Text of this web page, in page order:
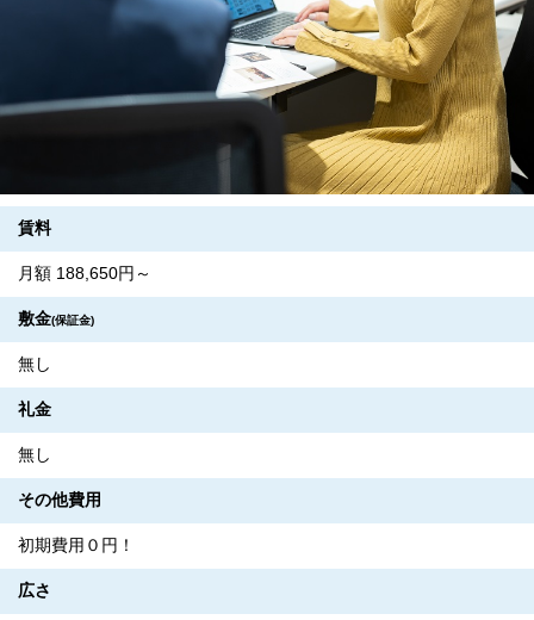
賃料
月額 188,650円～
敷金(保証金)
無し
礼金
無し
その他費用
初期費用０円！
広さ